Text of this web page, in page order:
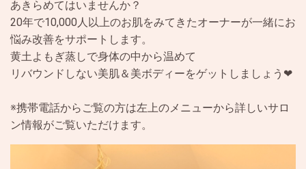
あきらめてはいませんか？
20年で10,000人以上のお肌をみてきたオーナーが一緒にお
悩み改善をサポートします。
黄土よもぎ蒸しで身体の中から温めて
リバウンドしない美肌＆美ボディーをゲットしましょう❤
※携帯電話からご覧の方は左上のメニューから詳しいサロ
ン情報がご覧いただけます。